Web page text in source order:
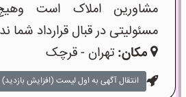
مشاورین املاک است
مسئولیتی در قبال قرارداد شما
مکان:تهران - قرچک
انتقال آگهی به اول لیست (افزایش بازدید)